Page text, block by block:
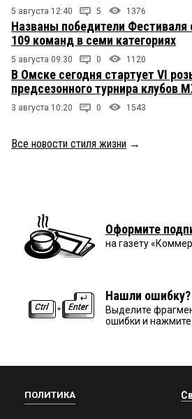
5 августа 12:40 5 1376
Названы победители Фестиваля
109 команд в семи категориях
5 августа 09:30 0 1120
В Омске сегодня стартует VI
предсезонного турнира клубов
3 августа 10:20 0 1543
Все новости стиля жизни →
Оформите
на газету
Нашли ошибку?
Выделите
ошибки и нажмите
ПОЛИТИКА